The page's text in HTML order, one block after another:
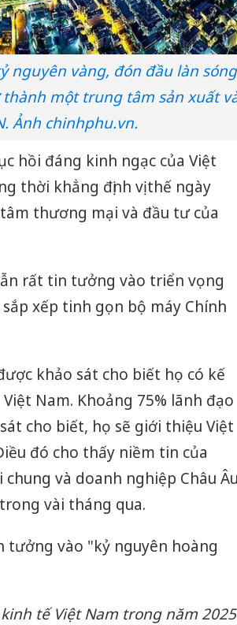
nguyên vàng, đón đầu làn sóng
một trung tâm sản xuất
Ảnh chinhphu.vn.
hồi đáng kinh ngạc của Việt
thời khẳng định vị thế ngày
thương mại và đầu tư của
rất tin tưởng vào triển vọng
xếp tinh gọn bộ máy Chính
khảo sát cho biết họ có kế
Nam. Khoảng 75% lãnh đạo
cho biết, họ sẽ giới thiệu Việt
đó cho thấy niềm tin của
và doanh nghiệp Châu Âu
vài tháng qua.
vào "kỷ nguyên hoàng
tế Việt Nam trong năm
bán
Thanh
An
chủ
bán
Quốc